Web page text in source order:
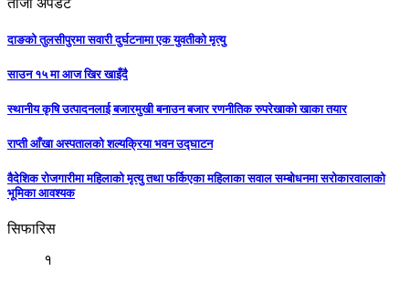
ताजा अपडेट
दाङको तुलसीपुरमा सवारी दुर्घटनामा एक युवतीको मृत्यु
साउन १५ मा आज खिर खाइँदै
स्थानीय कृषि उत्पादनलाई बजारमुखी बनाउन बजार रणनीतिक रुपरेखाको खाका तयार
राप्ती आँखा अस्पतालको शल्यक्रिया भवन उद्घाटन
वैदेशिक रोजगारीमा महिलाको मृत्यु तथा फर्किएका महिलाका सवाल सम्बोधनमा सरोकारवालाको
भूमिका आवश्यक
सिफारिस
१